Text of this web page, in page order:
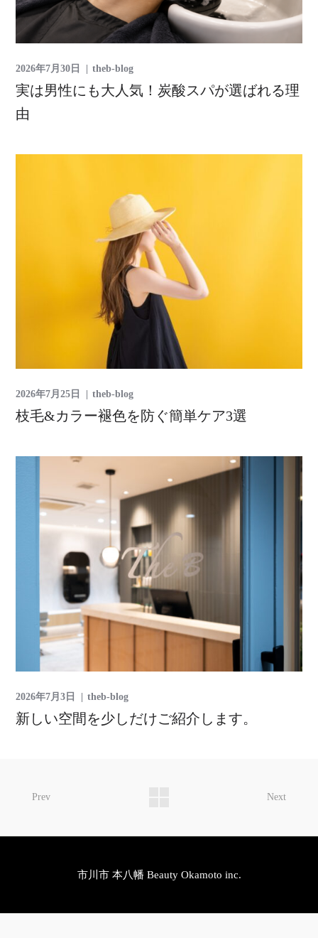
2026年7月30日 theb-blog
実は男性にも大人気！炭酸スパが選ばれる理
由
2026年7月25日 theb-blog
枝毛&カラー褪色を防ぐ簡単ケア3選
2026年7月3日 theb-blog
新しい空間を少しだけご紹介します。
Prev Next
市川市 本八幡 Beauty Okamoto inc.